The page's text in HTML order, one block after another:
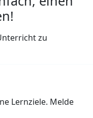
zu
Lernziele. Melde